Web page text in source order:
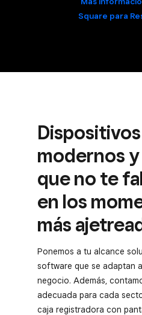
Square para
Dispositivos
modernos
que no te
en los
más
Ponemos a tu alcance
software que se adaptan
negocio. Además,
adecuada para cada
caja registradora con